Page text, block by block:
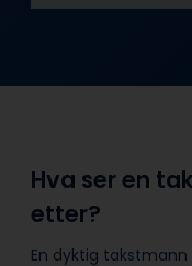
Hva ser en
etter?
En dyktig takstmann